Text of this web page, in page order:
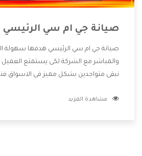
صيانة جي ام سي الرئيسي
صيانة جي ام سي الرئيسي هدفها سهولة
والمباشر مع الشركة لكى يستمتع العميل
نبقى متواجدين بشكل مميز فى الاسواق
الشركة بها والتى تكون منها خدمة الصيانة
مشاهدة المزيد